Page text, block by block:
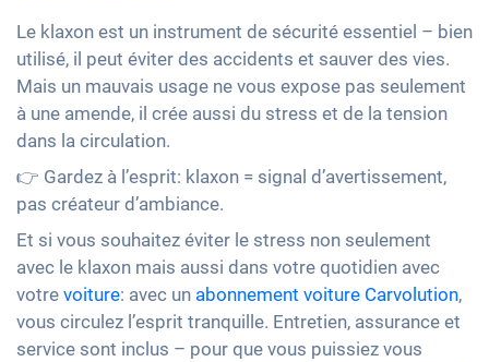
Le klaxon est un instrument de sécurité essentiel – bien
utilisé, il peut éviter des accidents et sauver des vies.
Mais un mauvais usage ne vous expose pas seulement
à une amende, il crée aussi du stress et de la tension
dans la circulation.
👉 Gardez à l’esprit: klaxon = signal d’avertissement,
pas créateur d’ambiance.
Et si vous souhaitez éviter le stress non seulement
avec le klaxon mais aussi dans votre quotidien avec
votre voiture: avec un abonnement voiture Carvolution,
vous circulez l’esprit tranquille. Entretien, assurance et
service sont inclus – pour que vous puissiez vous